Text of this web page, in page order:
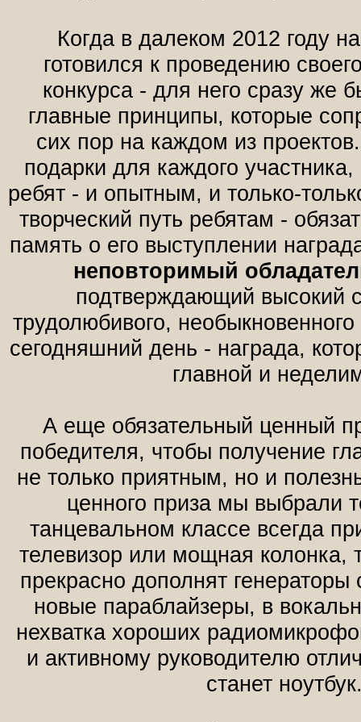
Когда в далеком 2012 году
готовился к проведению
конкурса - для него сразу же
главные принципы, которые
сих пор на каждом из
подарки для каждого участника,
ребят - и опытным, и только-
творческий путь ребятам -
память о его выступлении
неповторимый
подтверждающий высокий
трудолюбивого, необыкновенного
сегодняшний день - награда,
главной и
А еще обязательный ценный
победителя, чтобы получение
не только приятным, но и
ценного приза мы выбрали
танцевальном классе всегда
телевизор или мощная колонка,
прекрасно дополнят
новые параблайзеры, в
нехватка хороших
и активному руководителю
станет